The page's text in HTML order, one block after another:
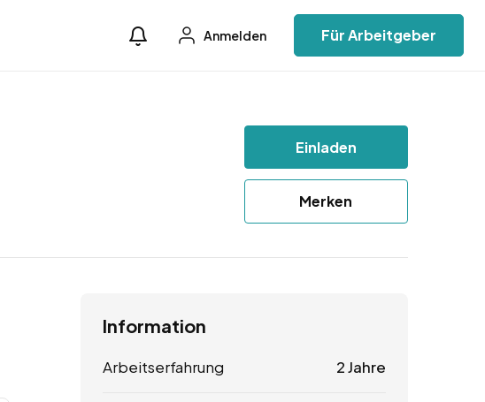
Anmelden Für Arbeitgeber
Einladen
Merken
Information
Arbeitserfahrung 2 Jahre